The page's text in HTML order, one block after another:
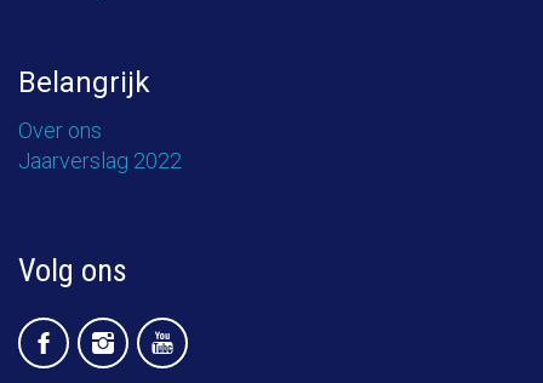
Belangrijk
Over ons
Jaarverslag 2022
Volg ons